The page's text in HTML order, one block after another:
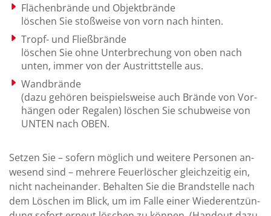
Flächenbrände und Objektbrände
löschen Sie stoß­weise von vorn nach hinten.
Tropf- und Fließbrände
löschen Sie ohne Unter­brechung von oben nach
unten, immer von der Aus­tritt­stelle aus.
Wandbrände
(dazu gehören bei­spiels­weise auch Brände von Vor­
hän­gen oder Regalen) löschen Sie schubweise von
UNTEN nach OBEN.
Setzen Sie – sofern möglich und weitere Personen an­
we­send sind – mehrere Feuer­löscher gleich­zeitig ein,
nicht nach­ein­ander. Be­hal­ten Sie die Brand­stelle nach
dem Löschen im Blick, um im Falle einer Wieder­ent­zün­